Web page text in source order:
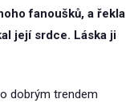
fanoušků, a řekla
její srdce. Láska ji
dobrým trendem